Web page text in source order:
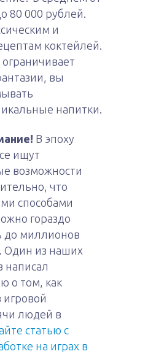
80 000 рублей.
и
коктейлей.
вы
напитки.
В эпоху
ищут
возможности
что
способами
гораздо
до миллионов
Один из наших
написал
о том, как
игровой
людей в
статью с
на играх в